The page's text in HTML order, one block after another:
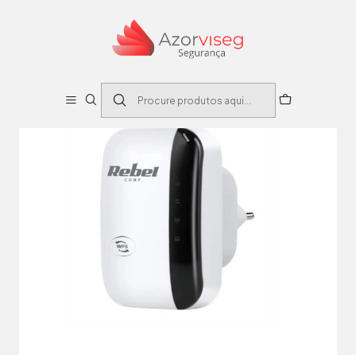
Eletrônica
Repetidor Sinal Wifi 2.4GHz 300Mbps